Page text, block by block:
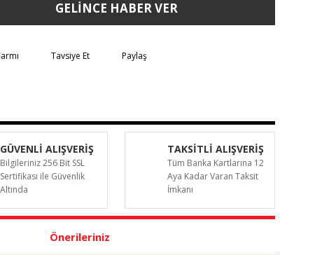
GELİNCE HABER VER
Tavsiye Et Paylaş
GÜVENLİ ALIŞVERİŞ
Bilgileriniz 256 Bit SSL
Sertifikası ile Güvenlik
Altında
TAKSİTLİ ALIŞVERİŞ
Tüm Banka Kartlarına 12
Aya Kadar Varan Taksit
İmkanı
Önerileriniz